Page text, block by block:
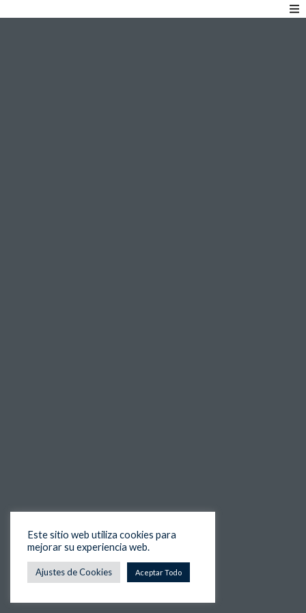
Este sitio web utiliza cookies para
mejorar su experiencia web.
Ajustes de Cookies Aceptar Todo